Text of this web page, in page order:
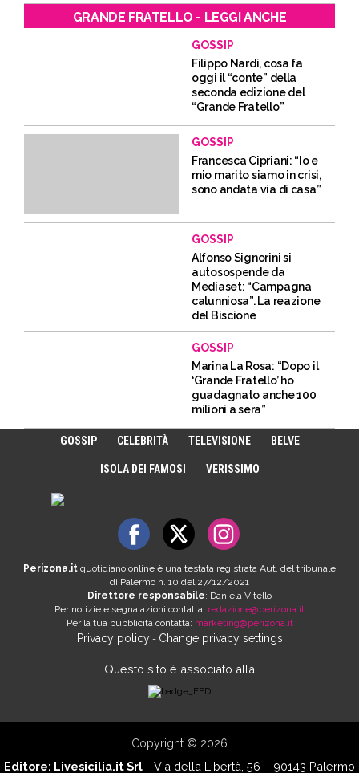
GRANDE FRATELLO - LEGGI ANCHE
GOSSIP
Filippo Nardi, cosa fa
oggi il “conte” della
seconda edizione del
“Grande Fratello”
GOSSIP
Francesca Cipriani: “Io e
mio marito siamo in crisi,
sono andata via di casa”
GOSSIP
Alfonso Signorini si
autosospende da
Mediaset: “Campagna
calunniosa”. La reazione
del Biscione
GOSSIP
Marina La Rosa: “Dopo il
‘Grande Fratello’ ho
guadagnato anche 100
milioni a sera”
GOSSIP CELEBRITÀ TELEVISIONE BELVE
ISOLA DEI FAMOSI VERISSIMO
Perizona.it quotidiano online è una testata registrata Aut. del tribunale
di Palermo n. 10 del 27/12/2021
Direttore responsabile: Daniela Vitello
Per notizie e segnalazioni contatta: redazione@perizona.it
Per la tua pubblicità contatta: marketing@perizona.it
Privacy policy- Change privacy settings
Questo sito è associato alla
Copyright © 2026
Editore: Livesicilia.it Srl - Via della Libertà, 56 – 90143 Palermo